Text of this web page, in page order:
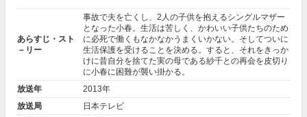
あらすじ・スト
－リー
事故で夫を亡くし、2人の子供を抱えるシングルマザー
となった小春。生活は苦しく、かわいい子供たちのため
に必死で働くもなかなかうまくいかない。そしてついに
生活保護を受けることを決める。すると、それをきっか
けに昔自分を捨てた実の母である紗千との再会を皮切り
に小春に困難が襲い掛かる。
放送年
2013年
放送局
日本テレビ